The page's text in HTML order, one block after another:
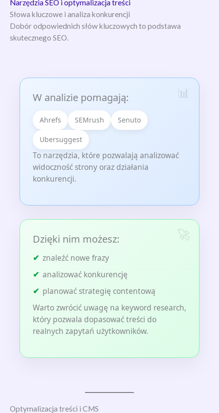
Narzędzia SEO i optymalizacja treści
Słowa kluczowe i analiza konkurencji
Dobór odpowiednich słów kluczowych to podstawa
skutecznego SEO.
W analizie pomagają:
Ahrefs SEMrush Senuto
Ubersuggest
To narzędzia, które pozwalają analizować
widoczność strony oraz działania
konkurencji.
Dzięki nim możesz:
znaleźć nowe frazy
analizować konkurencję
planować strategię contentową
Warto zwrócić uwagę na keyword research,
który pozwala dopasować treści do
realnych zapytań użytkowników.
Optymalizacja treści i CMS